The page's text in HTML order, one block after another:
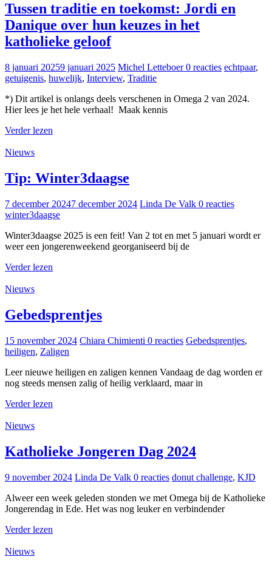
Tussen traditie en toekomst: Jordi en
Danique over hun keuzes in het
katholieke geloof
8 januari 20259 januari 2025 Michel Letteboer0 reacties echtpaar,
getuigenis, huwelijk, Interview, Traditie
*) Dit artikel is onlangs deels verschenen in Omega 2 van 2024.
Hier lees je het hele verhaal! Maak kennis
Verder lezen
Nieuws
Tip: Winter3daagse
7 december 20247 december 2024 Linda De Valk 0 reacties
winter3daagse
Winter3daagse 2025 is een feit! Van 2 tot en met 5 januari wordt er
weer een jongerenweekend georganiseerd bij de
Verder lezen
Nieuws
Gebedsprentjes
15 november 2024 Chiara Chimienti 0 reacties Gebedsprentjes,
heiligen, Zaligen
Leer nieuwe heiligen en zaligen kennen Vandaag de dag worden er
nog steeds mensen zalig of heilig verklaard, maar in
Verder lezen
Nieuws
Katholieke Jongeren Dag 2024
9 november 2024 Linda De Valk 0 reacties donut challenge, KJD
Alweer een week geleden stonden we met Omega bij de Katholieke
Jongerendag in Ede. Het was nog leuker en verbindender
Verder lezen
Nieuws